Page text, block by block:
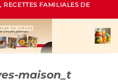
FAMILIALES DE
maison_t